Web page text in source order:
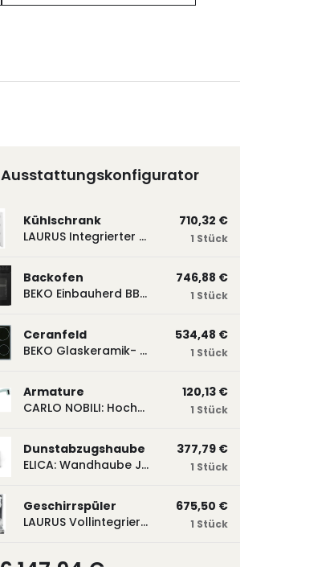
Ausstattungskonfigurator
Kühlschrank
LAURUS Integrierter Kühlautomat LKG122E LKG122E
710,32 €
1 Stück
Backofen
BEKO Einbauherd BBUM113N2B mit Hydrolyse, Schwarz BBUM113N2B
746,88 €
1 Stück
Ceranfeld
BEKO Glaskeramik- Strahlungskochfeld EH 9641 XHN, herdgebunden EH9641XHN
534,48 €
1 Stück
Armature
CARLO NOBILI: Hochdruck- Einhebelmischbatterie Blue, Mischbatterie verchromt 17770
120,13 €
1 Stück
Dunstabzugshaube
ELICA: Wandhaube JOYE 60-A,600 mm breit Edelstahl JOYE60A
377,79 €
1 Stück
Geschirrspüler
LAURUS Vollintegrierter Geschirrspüler LSV45-3, 450 mm breit, 3 Programme LSV45-3
675,50 €
1 Stück